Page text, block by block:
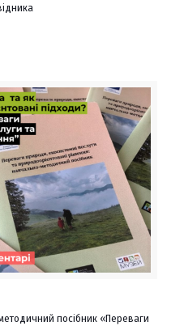
посібник «Переваги